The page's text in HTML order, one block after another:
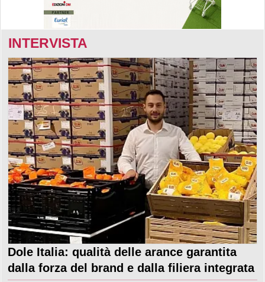
INTERVISTA
Dole Italia: qualità delle arance garantita
dalla forza del brand e dalla filiera integrata